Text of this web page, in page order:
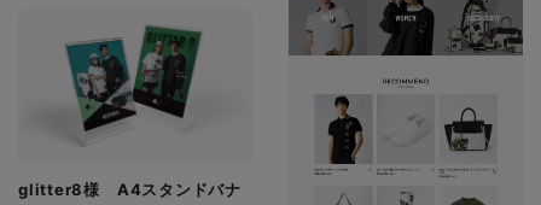
glitter8様 A4スタンドバナ